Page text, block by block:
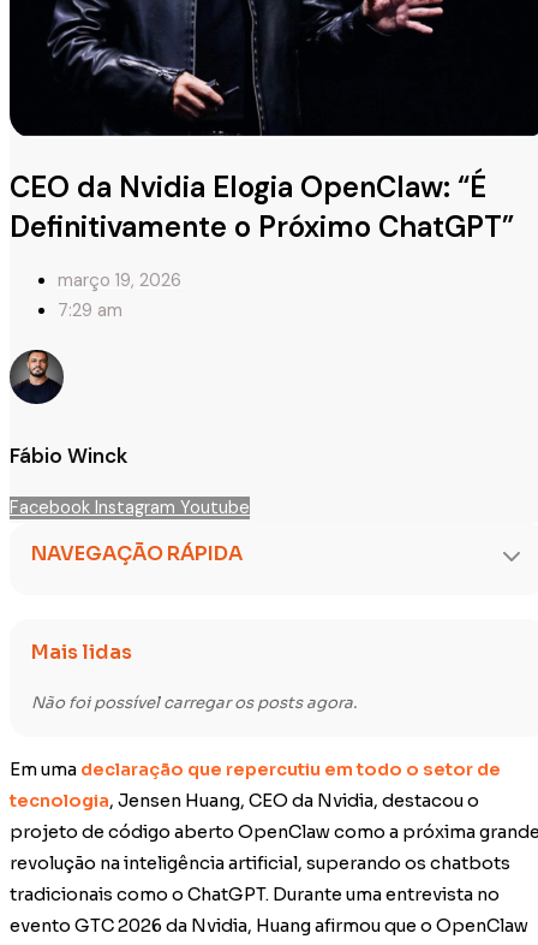
CEO da Nvidia Elogia OpenClaw: “É
Definitivamente o Próximo ChatGPT”
março 19, 2026
7:29 am
Fábio Winck
Facebook Instagram Youtube
NAVEGAÇÃO RÁPIDA
Mais lidas
Não foi possível carregar os posts agora.
Em uma declaração que repercutiu em todo o setor de
tecnologia, Jensen Huang, CEO da Nvidia, destacou o
projeto de código aberto OpenClaw como a próxima
revolução na inteligência artificial, superando os chatbots
tradicionais como o ChatGPT. Durante uma entrevista no
evento GTC 2026 da Nvidia, Huang afirmou que o OpenClaw